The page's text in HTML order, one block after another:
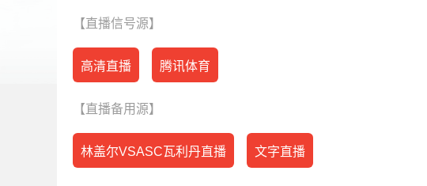
【直播信号源】
高清直播 腾讯体育
【直播备用源】
林盖尔VSASC瓦利丹直播 文字直播